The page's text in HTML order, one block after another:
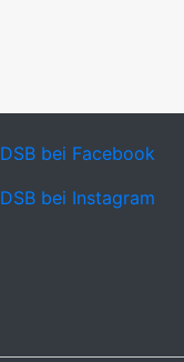
DSB bei Facebook
DSB bei Instagram